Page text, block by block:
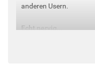
anderen Usern.
Echt nervig...